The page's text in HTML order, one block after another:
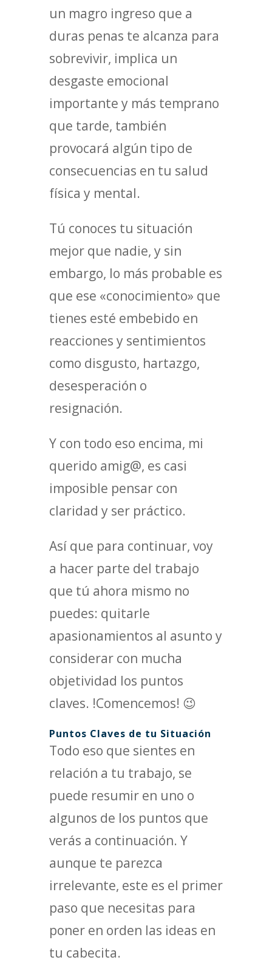
un magro ingreso que a
duras penas te alcanza para
sobrevivir, implica un
desgaste emocional
importante y más temprano
que tarde, también
provocará algún tipo de
consecuencias en tu salud
física y mental.
Tú conoces tu situación
mejor que nadie, y sin
embargo, lo más probable es
que ese «conocimiento» que
tienes esté embebido en
reacciones y sentimientos
como disgusto, hartazgo,
desesperación o
resignación.
Y con todo eso encima, mi
querido amig@, es casi
imposible pensar con
claridad y ser práctico.
Así que para continuar, voy
a hacer parte del trabajo
que tú ahora mismo no
puedes: quitarle
apasionamientos al asunto y
considerar con mucha
objetividad los puntos
claves. !Comencemos! 😉
Puntos Claves de tu Situación
Todo eso que sientes en
relación a tu trabajo, se
puede resumir en uno o
algunos de los puntos que
verás a continuación. Y
aunque te parezca
irrelevante, este es el primer
paso que necesitas para
poner en orden las ideas en
tu cabecita.